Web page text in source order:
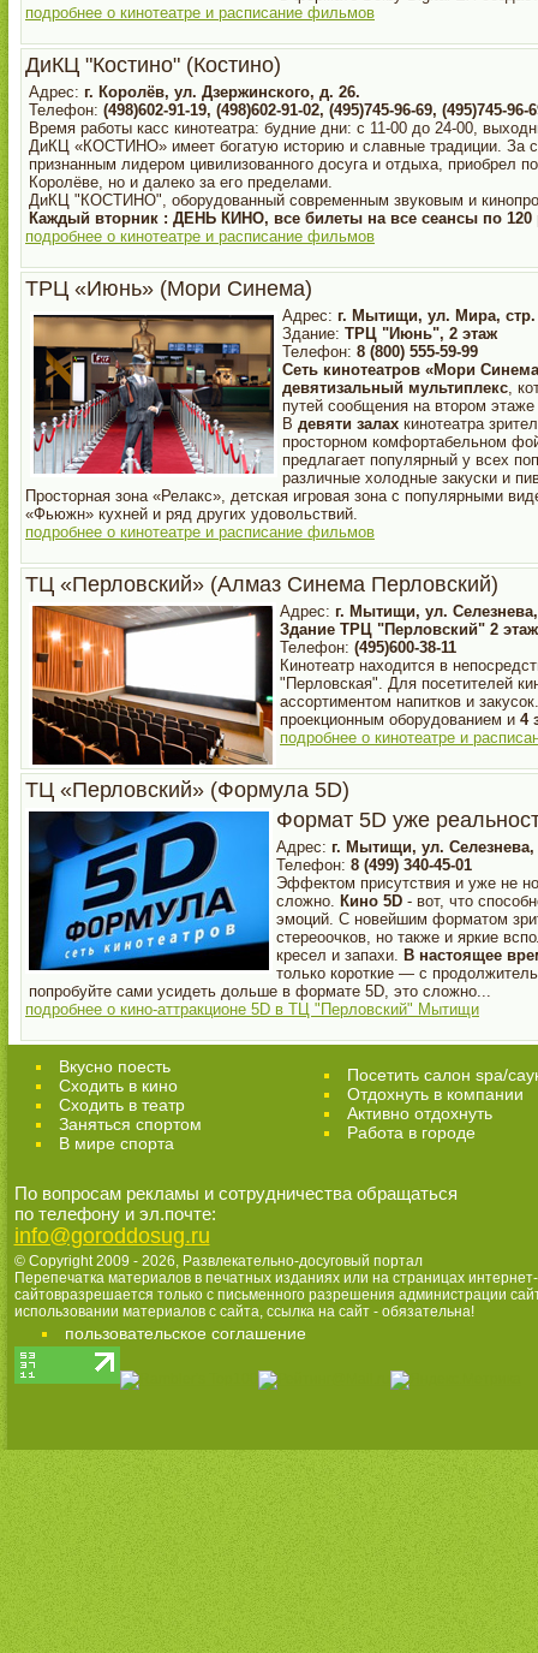
подробнее о кинотеатре и расписание фильмов
ДиКЦ "Костино" (Костино)
Адрес: г. Королёв, ул. Дзержинского, д. 26.
Телефон: (498)602-91-19, (498)602-91-02, (495)745-96-69, (495)745-96-
Время работы касс кинотеатра: будние дни: с 11-00 до 24-00,
ДиКЦ «КОСТИНО» имеет богатую историю и славные традиции. За
признанным лидером цивилизованного досуга и отдыха, приобрел
Королёве, но и далеко за его пределами.
ДиКЦ "КОСТИНО", оборудованный современным звуковым и
Каждый вторник : ДЕНЬ КИНО, все билеты на все сеансы по 120
подробнее о кинотеатре и расписание фильмов
ТРЦ «Июнь» (Мори Синема)
Адрес: г. Мытищи, ул. Мира, стр.
Здание: ТРЦ "Июнь", 2 этаж
Телефон: 8 (800) 555-59-99
Cеть кинотеатров «Мори
девятизальный мультиплекс,
путей сообщения на втором
В девяти залах кинотеатра
просторном комфортабельном
предлагает популярный у всех
различные холодные закуски и
Просторная зона «Релакс», детская игровая зона с популярными
«Фьюжн» кухней и ряд других удовольствий.
подробнее о кинотеатре и расписание фильмов
ТЦ «Перловский» (Алмаз Синема Перловский)
Адрес: г. Мытищи, ул.
Здание ТРЦ "Перловский" 2
Телефон: (495)600-38-11
Кинотеатр находится в
"Перловская". Для посетителей
ассортиментом напитков и
проекционным оборудованием и 4
подробнее о кинотеатре и
ТЦ «Перловский» (Формула 5D)
Формат 5D уже
Адрес: г. Мытищи, ул. Селезнева,
Телефон: 8 (499) 340-45-01
Эффектом присутствия и уже не
сложно. Кино 5D - вот, что
эмоций. С новейшим форматом
стереоочков, но также и яркие
кресел и запахи. В настоящее
только короткие — с
попробуйте сами усидеть дольше в формате 5D, это сложно...
подробнее о кино-аттракционе 5D в ТЦ "Перловский" Мытищи
Вкусно поесть
Сходить в кино
Cходить в театр
Заняться спортом
В мире спорта
Посетить салон spa/
Отдохнуть в компании
Активно отдохнуть
Работа в городе
По вопросам рекламы и сотрудничества обращаться
по телефону и эл.почте:
info@goroddosug.ru
© Copyright 2009 - 2026, Развлекательно-досуговый портал
Перепечатка материалов в печатных изданиях или на страницах интернет-
сайтовразрешается только с письменного разрешения администрации
использовании материалов с сайта, ссылка на сайт - обязательна!
пользовательское соглашение